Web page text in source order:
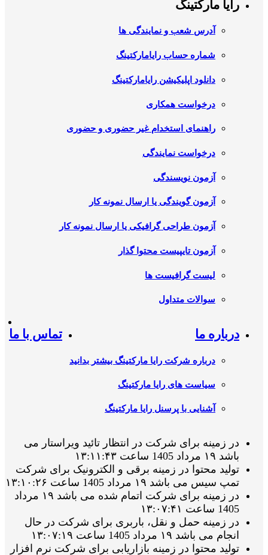
رایا مارکتینگ
آدرس شعب و نمایندگی ها
شماره حساب رایامارکتینگ
دانلود اپلیکیشن رایامارکتینگ
درخواست همکاری
راهنمای استخدام غیر حضوری و حضوری
درخواست نمایندگی
آزمون نویسندگی
آزمون گویندگی یا ارسال نمونه کار
آزمون طراحی گرافیکی یا ارسال نمونه کار
آزمون تایپیست محتوا گذار
لیست گرافیست ها
سوالات متداول
درباره ما
درباره شرکت رایا مارکتینگ بیشتر بدانید
سیاست های رایا مارکتینگ
آشنایی با پرسنل رایا مارکتینگ
تماس با ما
در زمینه برای شرکت در انتظار تائید ویراستار می
باشد ۱۹ مرداد 1405 ساعت ۱۳:۱۱:۴۳
تولید محتوا در زمینه برقی و الکترونیک برای شرکت
تمپ سیس می باشد ۱۹ مرداد 1405 ساعت ۱۳:۱۰:۲۶
در زمینه برای شرکت اتمام شده می باشد ۱۹ مرداد
1405 ساعت ۱۳:۰۷:۴۱
در زمینه حمل و نقل، باربری برای شرکت در حال
انجام می باشد ۱۹ مرداد 1405 ساعت ۱۳:۰۷:۱۹
تولید محتوا در زمینه بازاریابی برای شرکت نرم افزار